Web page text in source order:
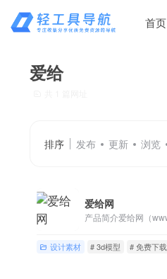
首页
爱给
排序 发布 更新 浏览
爱给网
产品简介爱给网（
设计素材 # 3d模型 # 免费下载